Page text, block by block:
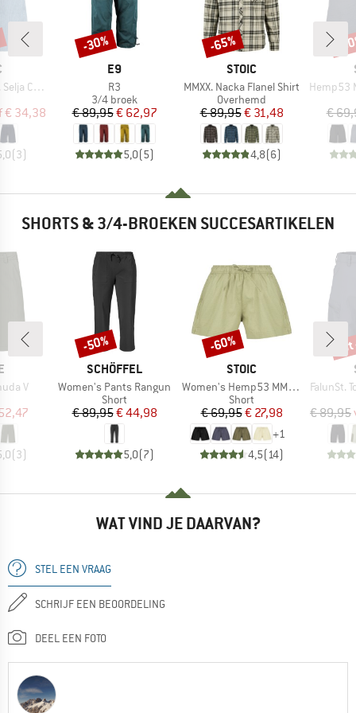
Shorts
prijs
€ 34,38
(3)
MERK
E9
Artikel
R3
Productgroep
3/4 broek
Prijs
€ 89,95Verlaagde prijs
€ 62,97
5,0(5)
Korting
-30%
MERK
STOIC
Artikel
MMXX. Nacka Flanel Shirt
Productgroep
Overhemd
Prijs
€ 89,95Verlaagde prijs
€ 31,48
4,8(6)
Korting
-65%
Artikel
Hemp53
€
-
SHORTS & 3/4-BROEKEN SUCCESARTIKELEN
V
prijs
(3)
MERK
SCHÖFFEL
Artikel
Women's Pants Rangun
Productgroep
Short
Prijs
€ 89,95Verlaagde prijs
€ 44,98
5,0(7)
Korting
-50%
MERK
STOIC
Artikel
Women's Hemp53 MMXX. Shorts
Productgroep
Short
Prijs
€ 69,95Verlaagde prijs
€ 27,98
+1
4,5(14)
Korting
-60%
Artikel
FalunSt.
€ 89,95
WAT VIND JE DAARVAN?
STEL EEN VRAAG
SCHRIJF EEN BEOORDELING
DEEL EEN FOTO